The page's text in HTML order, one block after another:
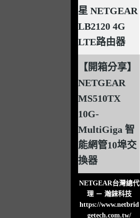
星 NETGEAR
LB2120 4G
LTE路由器
【開箱分享】
NETGEAR
MS510TX
10G-
MultiGiga 智
能網管10埠交
換器
NETGEAR台灣總代
理 － 瀚錸科技
https://www.netbrid
getech.com.tw/